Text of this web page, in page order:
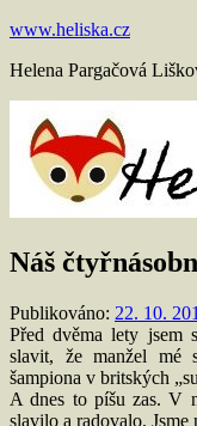
Přejít
obsahu
www.heliska.cz
Helena Pargačová
Náš
Publikováno: 22. 10.
Před dvěma lety jsem
slavit, že manžel mé
šampiona v britských
A dnes to píšu zas. V
slavilo a radovalo. Jsme